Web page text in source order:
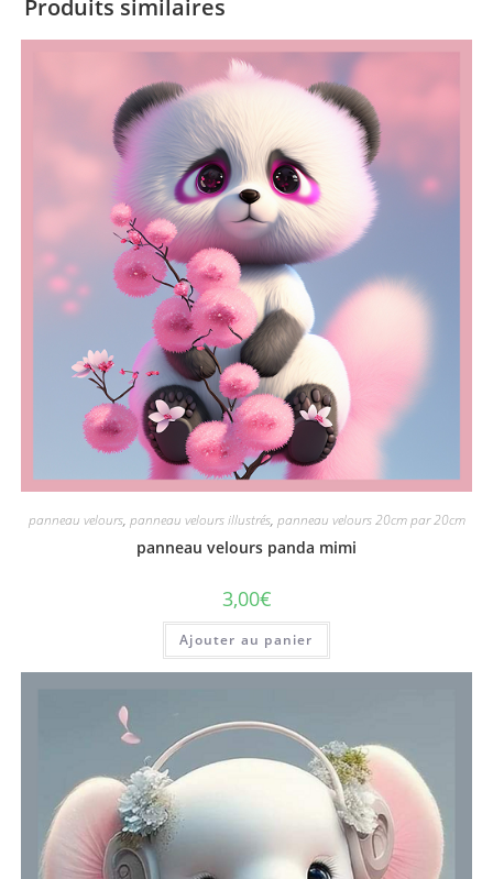
Produits similaires
panneau velours, panneau velours illustrés, panneau velours 20cm par 20cm
panneau velours panda mimi
3,00€
Ajouter au panier